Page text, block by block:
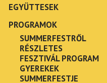
EGYÜTTESEK
PROGRAMOK
SUMMERFESTRŐL
RÉSZLETES
FESZTIVÁL PROGRAM
GYEREKEK
SUMMERFESTJE